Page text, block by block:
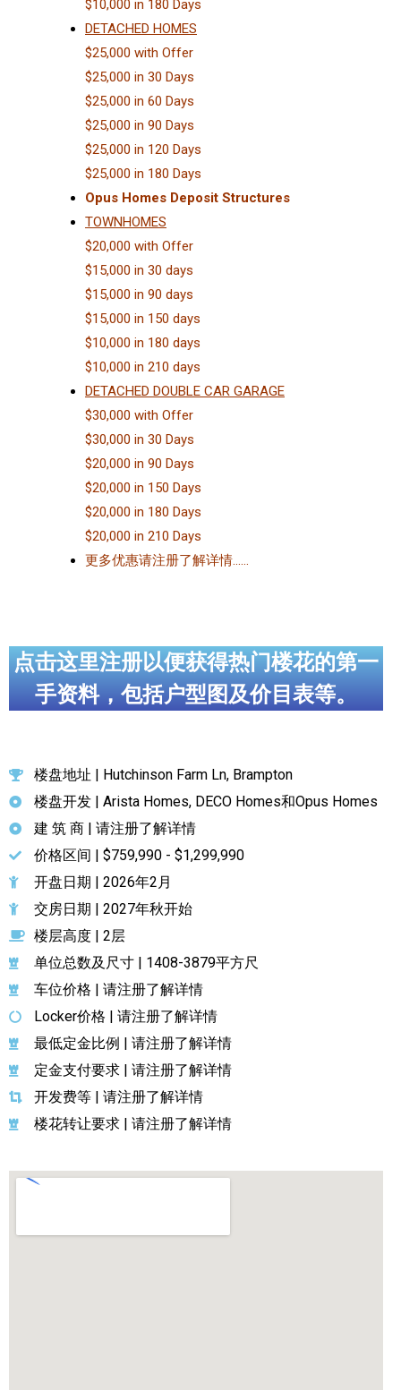
$10,000 in 180 Days
DETACHED HOMES
$25,000 with Offer
$25,000 in 30 Days
$25,000 in 60 Days
$25,000 in 90 Days
$25,000 in 120 Days
$25,000 in 180 Days
Opus Homes Deposit Structures
TOWNHOMES
$20,000 with Offer
$15,000 in 30 days
$15,000 in 90 days
$15,000 in 150 days
$10,000 in 180 days
$10,000 in 210 days
DETACHED DOUBLE CAR GARAGE
$30,000 with Offer
$30,000 in 30 Days
$20,000 in 90 Days
$20,000 in 150 Days
$20,000 in 180 Days
$20,000 in 210 Days
更多优惠请注册了解详情……
点击这里注册以便获得热门楼花的第一
手资料，包括户型图及价目表等。
楼盘地址 | Hutchinson Farm Ln, Brampton
楼盘开发 | Arista Homes, DECO Homes和Opus Homes
建 筑 商 | 请注册了解详情
价格区间 | $759,990 - $1,299,990
开盘日期 | 2026年2月
交房日期 | 2027年秋开始
楼层高度 | 2层
单位总数及尺寸 | 1408-3879平方尺
车位价格 | 请注册了解详情
Locker价格 | 请注册了解详情
最低定金比例 | 请注册了解详情
定金支付要求 | 请注册了解详情
开发费等 | 请注册了解详情
楼花转让要求 | 请注册了解详情